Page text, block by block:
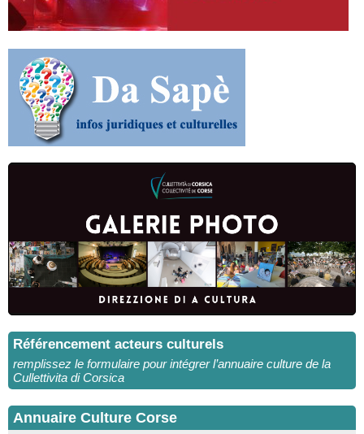
Référencement acteurs culturels
remplissez le formulaire pour intégrer l’annuaire culture de la
Cullettivita di Corsica
Annuaire Culture Corse